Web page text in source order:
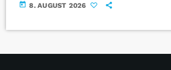
today 8. AUGUST 2026